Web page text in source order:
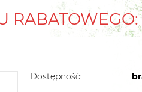
RABATOWEGO:
Dostępność: